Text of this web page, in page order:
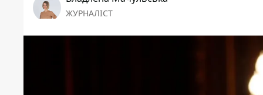
ЖУРНАЛІСТ